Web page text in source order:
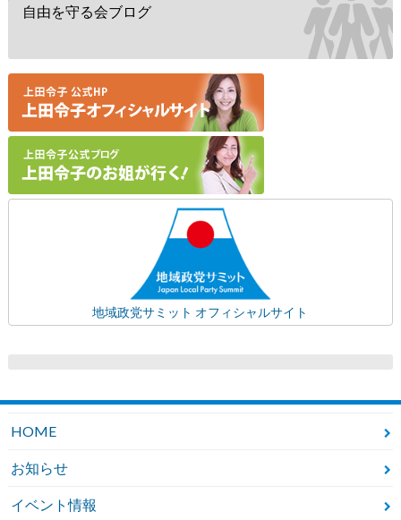
自由を守る会ブログ
地域政党サミット オフィシャルサイト
HOME
お知らせ
イベント情報